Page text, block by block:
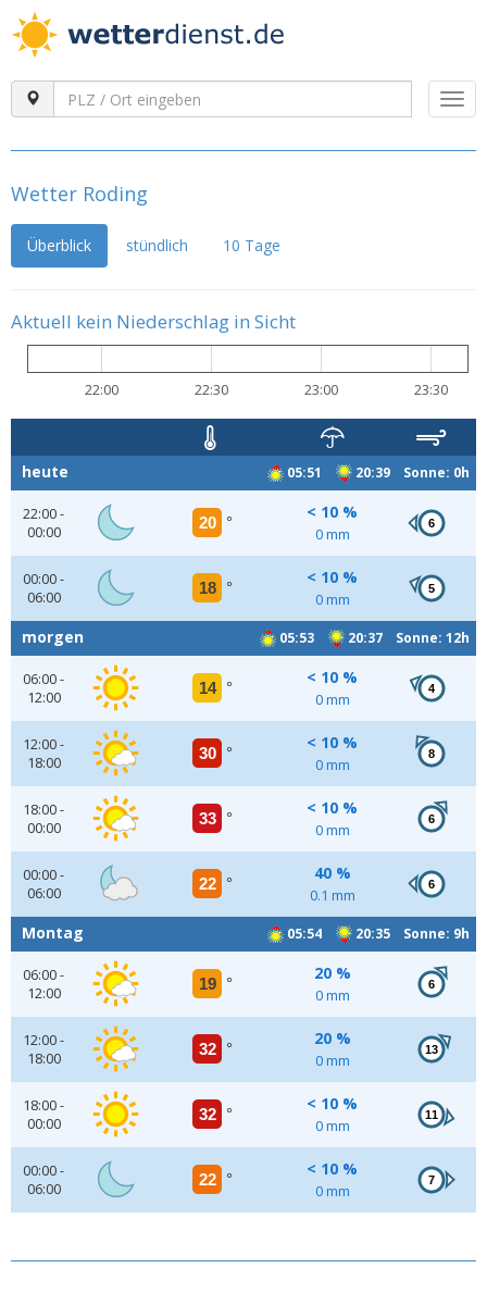
Wetter Roding
Überblick stündlich 10 Tage
Aktuell kein Niederschlag in Sicht
22:00 22:30 23:00 23:30
05:51 20:39 Sonne: 0h
heute
22:00 -
00:00
20 °
< 10 %
0 mm
6
00:00 -
06:00
18 °
< 10 %
0 mm
5
05:53 20:37 Sonne: 12h
morgen
06:00 -
12:00
14 °
< 10 %
0 mm
4
12:00 -
18:00
30 °
< 10 %
0 mm
8
18:00 -
00:00
33 °
< 10 %
0 mm
6
00:00 -
06:00
22 °
40 %
0.1 mm
6
05:54 20:35 Sonne: 9h
Montag
06:00 -
12:00
19 °
20 %
0 mm
6
12:00 -
18:00
32 °
20 %
0 mm
13
18:00 -
00:00
32 °
< 10 %
0 mm
11
00:00 -
06:00
22 °
< 10 %
0 mm
7